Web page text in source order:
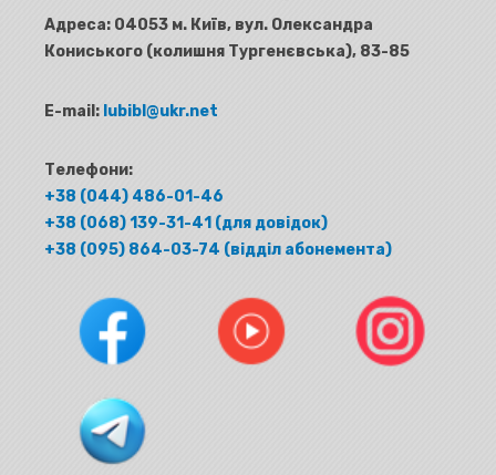
Адреса: 04053 м. Київ, вул. Олександра
Кониського (колишня Тургенєвська), 83-85
E-mail: lubibl@ukr.net
Телефони:
+38 (044) 486-01-46
+38 (068) 139-31-41 (для довідок)
+38 (095) 864-03-74 (відділ абонемента)